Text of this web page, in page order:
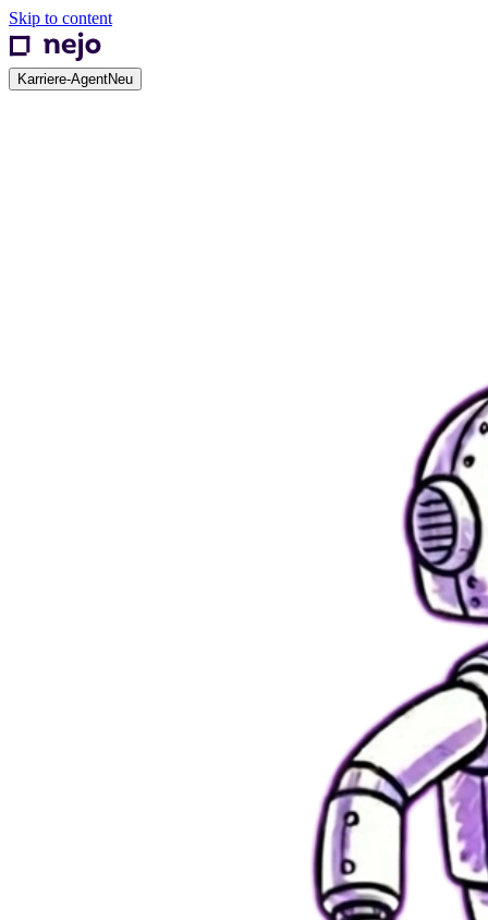
Skip to content
Karriere-AgentNeu